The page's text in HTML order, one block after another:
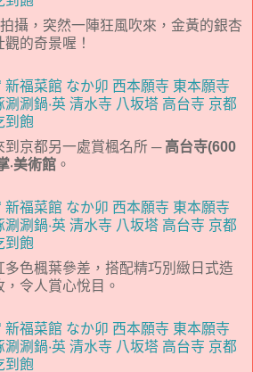
攝，突然一陣狂風吹來，金黃的銀杏
的奇景喔！
到京都另一處賞楓名所 ─ 高台寺(600
‧美術館 。
色楓葉參差，搭配精巧別緻日式造
令人賞心悅目。